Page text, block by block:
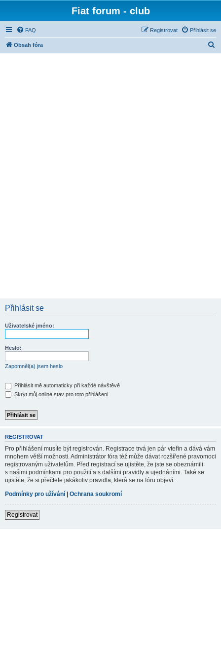
Fiat forum - club
FAQ Přihlásit se
Registrovat
Obsah fóra
Přihlásit se
Uživatelské jméno:
Heslo:
Zapomněl(a) jsem heslo
Přihlásit mě automaticky při každé návštěvě
Skrýt můj online stav pro toto přihlášení
REGISTROVAT
Pro přihlášení musíte být registrován. Registrace trvá jen pár vteřin a dává vám
mnohem větší možnosti. Administrátor fóra též může dávat rozšířené pravomoci
registrovaným uživatelům. Před registrací se ujistěte, že jste se obeznámili
s našimi podmínkami pro použití a s dalšími pravidly a ujednáními. Také se
ujistěte, že si přečtete jakákoliv pravidla, která se na fóru objeví.
Podmínky pro užívání | Ochrana soukromí
Registrovat